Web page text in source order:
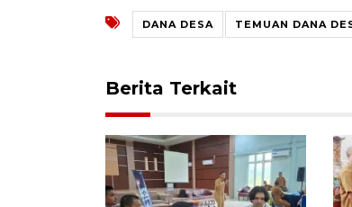
DANA DESA TEMUAN DANA
Berita Terkait